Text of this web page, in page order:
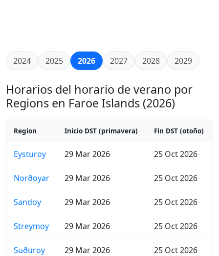
2024 2025 2026 2027 2028 2029
Horarios del horario de verano por
Regions en Faroe Islands (2026)
Region Inicio DST (primavera) Fin DST (otoño)
Eysturoy 29 Mar 2026 25 Oct 2026
Norðoyar 29 Mar 2026 25 Oct 2026
Sandoy 29 Mar 2026 25 Oct 2026
Streymoy 29 Mar 2026 25 Oct 2026
Suðuroy 29 Mar 2026 25 Oct 2026